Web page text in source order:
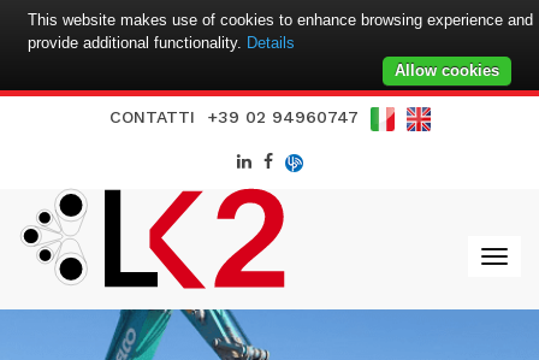
CONTATTI +39 02 94960747
This website makes use of cookies to enhance browsing experience and
provide additional functionality. Details
Allow cookies